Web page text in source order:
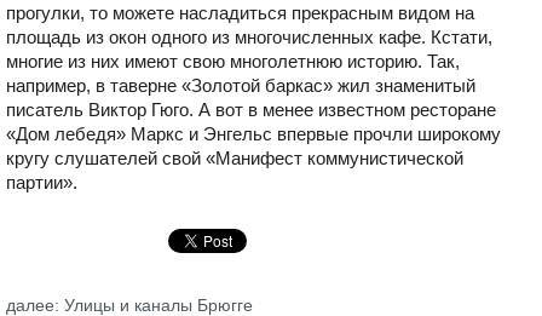
прогулки, то можете насладиться прекрасным видом на
площадь из окон одного из многочисленных кафе. Кстати,
многие из них имеют свою многолетнюю историю. Так,
например, в таверне «Золотой баркас» жил знаменитый
писатель Виктор Гюго. А вот в менее известном ресторане
«Дом лебедя» Маркс и Энгельс впервые прочли широкому
кругу слушателей свой «Манифест коммунистической
партии».
далее: Улицы и каналы Брюгге